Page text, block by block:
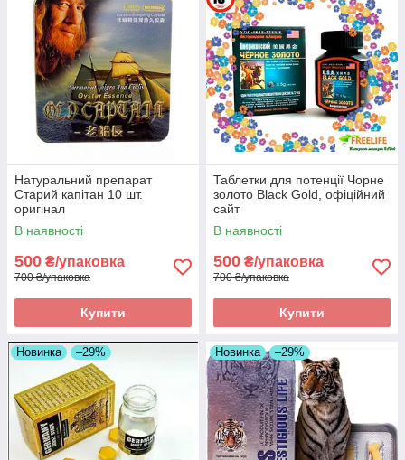
Натуральний препарат
Старий капітан 10 шт.
оригінал
В наявності
500 ₴/упаковка
700 ₴/упаковка
Купити
Таблетки для потенції Чорне
золото Black Gold, офіційний
сайт
В наявності
500 ₴/упаковка
700 ₴/упаковка
Купити
Новинка –29% Новинка –29%